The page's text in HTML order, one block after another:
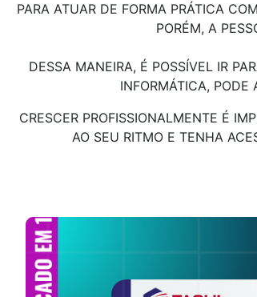
PARA ATUAR DE FORMA PRÁTICA
PORÉM, A
DESSA MANEIRA, É POSSÍVEL IR
INFORMÁTICA, PODE
CRESCER PROFISSIONALMENTE É
AO SEU RITMO E TENHA